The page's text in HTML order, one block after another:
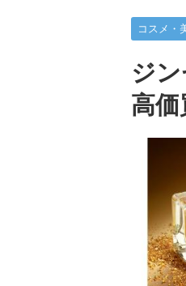
コスメ・
ジ
高価